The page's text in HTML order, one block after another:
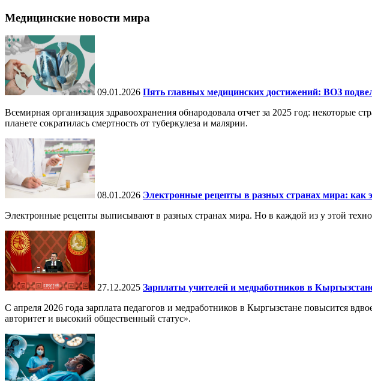
Медицинские новости мира
09.01.2026 Пять главных медицинских достижений: ВОЗ
Всемирная организация здравоохранения обнародовала отчет за 2025 год: некоторые
планете сократилась смертность от туберкулеза и малярии.
08.01.2026 Электронные рецепты в разных странах мира: как
Электронные рецепты выписывают в разных странах мира. Но в каждой из у этой
27.12.2025 Зарплаты учителей и медработников в
С апреля 2026 года зарплата педагогов и медработников в Кыргызстане повысится
авторитет и высокий общественный статус».